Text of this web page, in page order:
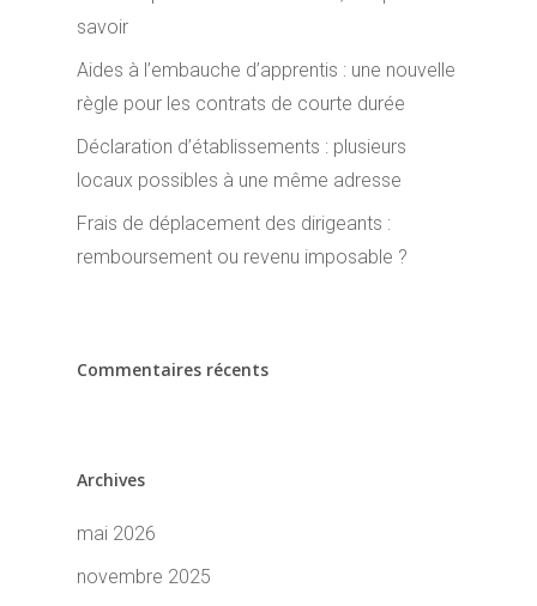
savoir
Aides à l’embauche d’apprentis : une nouvelle
règle pour les contrats de courte durée
Déclaration d’établissements : plusieurs
locaux possibles à une même adresse
Frais de déplacement des dirigeants :
remboursement ou revenu imposable ?
Commentaires récents
Archives
mai 2026
novembre 2025